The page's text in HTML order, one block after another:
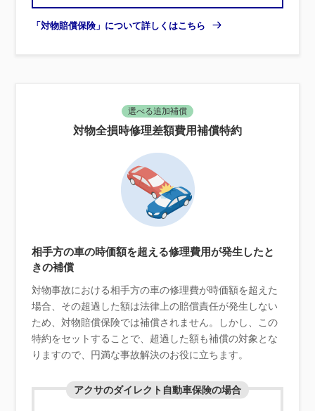
「対物賠償保険」について詳しくはこちら
選べる追加補償
対物全損時修理差額費用補償特約
相手方の車の時価額を超える修理費用が発生したと
きの補償
対物事故における相手方の車の修理費が時価額を超えた
場合、その超過した額は法律上の賠償責任が発生しない
ため、対物賠償保険では補償されません。しかし、この
特約をセットすることで、超過した額も補償の対象とな
りますので、円満な事故解決のお役に立ちます。
アクサのダイレクト自動車保険の場合